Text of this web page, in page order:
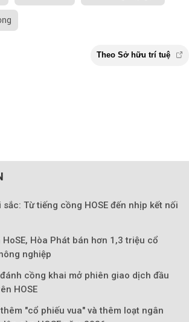
Từ tiếng cồng HOSE đến nhịp kết nối
HoSE, Hòa Phát bán hơn 1,3 triệu cổ
nghiệp
cồng khai mở phiên giao dịch đầu
HOSE
thêm "cổ phiếu vua" và thêm loạt ngân